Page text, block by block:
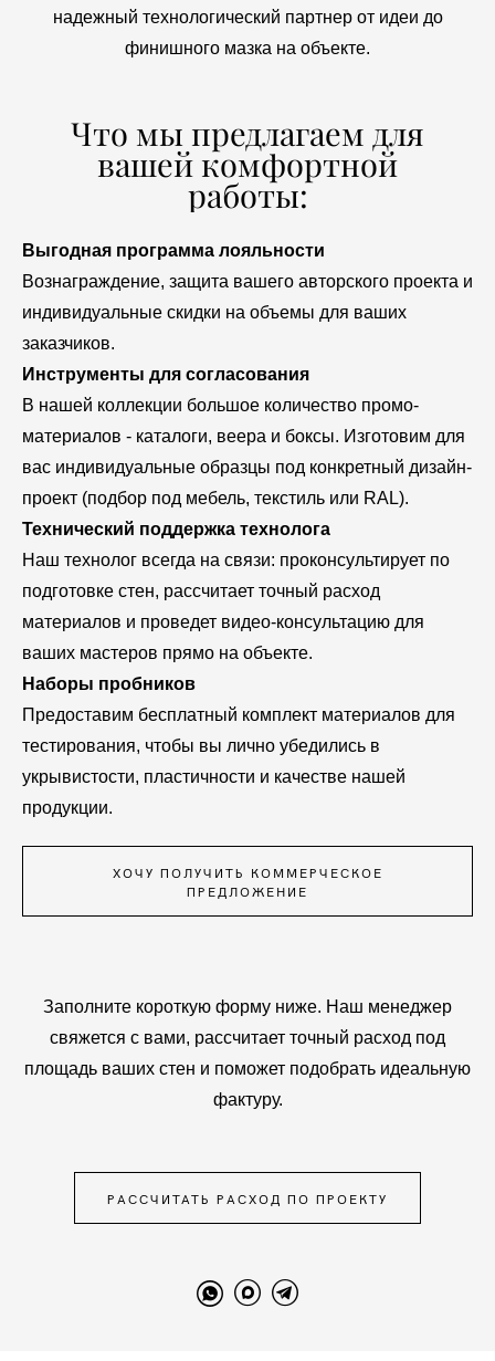
надежный технологический партнер от идеи до
финишного мазка на объекте.
Что мы предлагаем для
вашей комфортной
работы:
Выгодная программа лояльности
Вознаграждение, защита вашего авторского проекта и
индивидуальные скидки на объемы для ваших
заказчиков.
Инструменты для согласования
В нашей коллекции большое количество промо-
материалов - каталоги, веера и боксы. Изготовим для
вас индивидуальные образцы под конкретный дизайн-
проект (подбор под мебель, текстиль или RAL).
Технический поддержка технолога
Наш технолог всегда на связи: проконсультирует по
подготовке стен, рассчитает точный расход
материалов и проведет видео-консультацию для
ваших мастеров прямо на объекте.
Наборы пробников
Предоставим бесплатный комплект материалов для
тестирования, чтобы вы лично убедились в
укрывистости, пластичности и качестве нашей
продукции.
ХОЧУ ПОЛУЧИТЬ КОММЕРЧЕСКОЕ
ПРЕДЛОЖЕНИЕ
Заполните короткую форму ниже. Наш менеджер
свяжется с вами, рассчитает точный расход под
площадь ваших стен и поможет подобрать идеальную
фактуру.
РАССЧИТАТЬ РАСХОД ПО ПРОЕКТУ